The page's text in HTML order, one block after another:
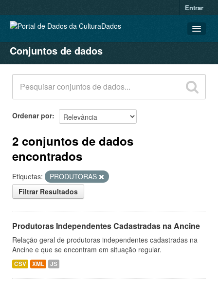
Entrar
CONJUNTOS DE DADOS
ORGANIZAÇÕES
GRUPOS
SOBRE
Conjuntos de dados
Ordenar por
2 conjuntos de dados
encontrados
Etiquetas:
PRODUTORAS
Filtrar Resultados
Produtoras Independentes Cadastradas na Ancine
Relação geral de produtoras independentes cadastradas na
Ancine e que se encontram em situação regular.
CSV XML JS